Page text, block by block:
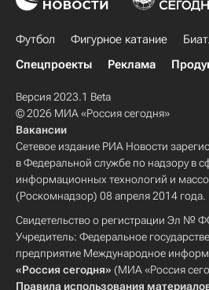
Футбол Фигурное катание
Спецпроекты
Реклама
Версия 2023.1 Beta
© 2026 МИА «Россия сегодня»
Вакансии
Сетевое издание РИА Новости
в Федеральной службе по надзору в
информационных технологий и
(Роскомнадзор) 08 апреля 2014 года.
Свидетельство о регистрации Эл №
Учредитель: Федеральное
предприятие Международное
«Россия сегодня» (МИА «Россия
Правила использования